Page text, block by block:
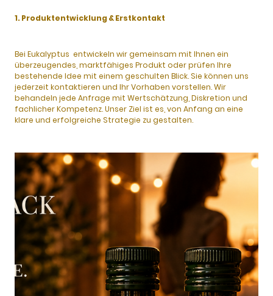
1. Produktentwicklung & Erstkontakt
Bei Eukalyptus entwickeln wir gemeinsam mit Ihnen ein
überzeugendes, marktfähiges Produkt oder prüfen Ihre
bestehende Idee mit einem geschulten Blick. Sie können uns
jederzeit kontaktieren und Ihr Vorhaben vorstellen. Wir
behandeln jede Anfrage mit Wertschätzung, Diskretion und
fachlicher Kompetenz. Unser Ziel ist es, von Anfang an eine
klare und erfolgreiche Strategie zu gestalten.